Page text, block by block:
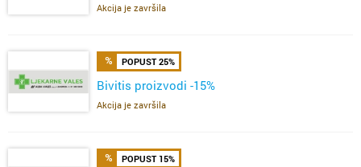
Akcija je završila
POPUST 25%
Bivitis proizvodi -15%
Akcija je završila
POPUST 15%